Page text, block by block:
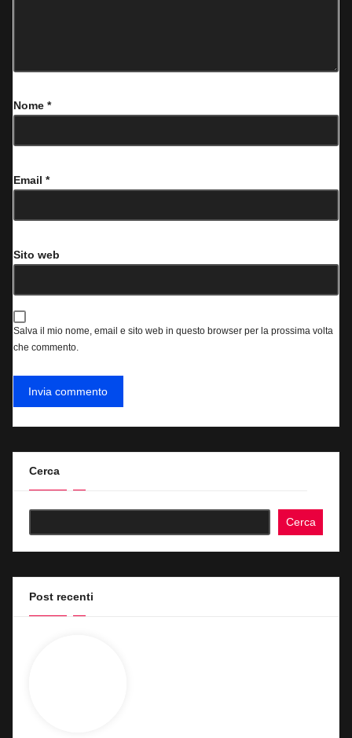
Nome *
Email *
Sito web
Salva il mio nome, email e sito web in questo browser per la prossima volta
che commento.
Cerca
Cerca
Post recenti